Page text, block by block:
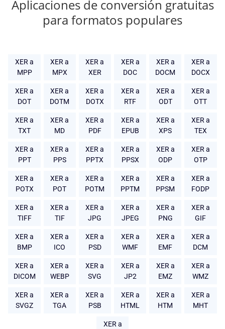
Aplicaciones de conversión gratuitas
para formatos populares
XER a
MPP
XER a
MPX
XER a
XER
XER a
DOC
XER a
DOCM
XER a
DOCX
XER a
DOT
XER a
DOTM
XER a
DOTX
XER a
RTF
XER a
ODT
XER a
OTT
XER a
TXT
XER a
MD
XER a
PDF
XER a
EPUB
XER a
XPS
XER a
TEX
XER a
PPT
XER a
PPS
XER a
PPTX
XER a
PPSX
XER a
ODP
XER a
OTP
XER a
POTX
XER a
POT
XER a
POTM
XER a
PPTM
XER a
PPSM
XER a
FODP
XER a
TIFF
XER a
TIF
XER a
JPG
XER a
JPEG
XER a
PNG
XER a
GIF
XER a
BMP
XER a
ICO
XER a
PSD
XER a
WMF
XER a
EMF
XER a
DCM
XER a
DICOM
XER a
WEBP
XER a
SVG
XER a
JP2
XER a
EMZ
XER a
WMZ
XER a
SVGZ
XER a
TGA
XER a
PSB
XER a
HTML
XER a
HTM
XER a
MHT
XER a